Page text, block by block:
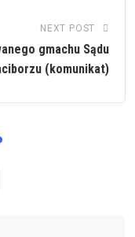
NEXT POST
gmachu Sądu
(komunikat)